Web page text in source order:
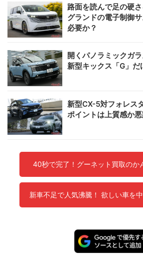
路面を読んで足の硬
グランドの電子制御
必要か？
開くパノラミックガ
新型キックス「G」
新型CX-5対フォレス
ポイントは上質感か
40秒で完了！グーネット買取の
新車不足で人気沸騰！ 欲しい車を